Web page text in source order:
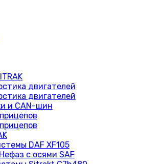
двигателей
двигателей
и CAN-шин
DAF XF105
с осями SAF